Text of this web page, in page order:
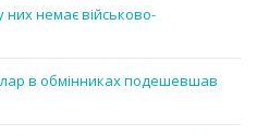
них немає військово-
в обмінниках подешевшав